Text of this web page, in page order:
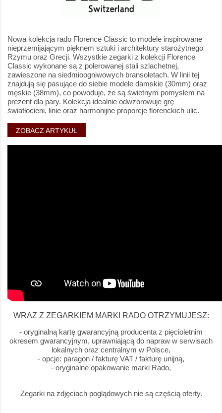
Nowa kolekcja rado Florence Classic to modele inspirowane
nieprzemijającym pięknem sztuki i architektury starożytnego
Rzymu oraz Grecji. Wszystkie zegarki z kolekcji Florence
Classic wykonane są z polerowanej stali szlachetnej,
zawieszone na siedmioogniwowych bransoletach. W linii tej
znajdują się pasujące do siebie modele damskie (30mm) oraz
męskie (38mm), co powoduje, że są świetnym pomysłem na
prezent dla pary. Kolekcja idealnie odwzorowuje grę
światłocieni, linie oraz harmonijne proporcje florenckich ulic.
ZOBACZ ARTYKUŁ
WRAZ Z ZEGARKIEM MARKI RADO OTRZYMUJESZ:
- oryginalną kartę gwarancyjną producenta z pięcioletnim
okresem gwarancyjnym, uprawniającą do napraw w serwisach
lokalnych oraz centralnym w Polsce,
- opcje: paragon / fakturę VAT / fakturę unijną,
- oryginalne opakowanie marki Rado,
Zegarki na zdjęciach poglądowych nie są częścią oferty.